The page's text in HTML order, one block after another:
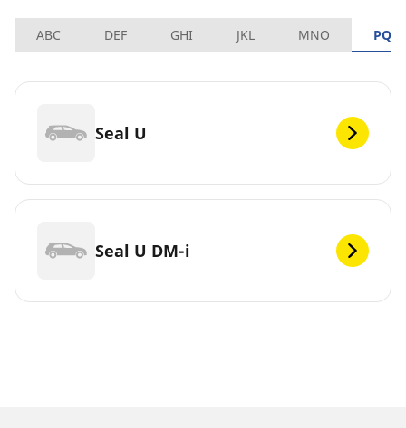
ABC DEF GHI JKL MNO PQRS
Seal U
Seal U DM-i